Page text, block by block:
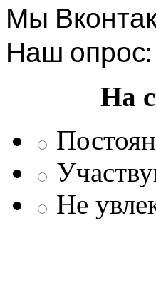
Мы
Наш опрос:
На
Не